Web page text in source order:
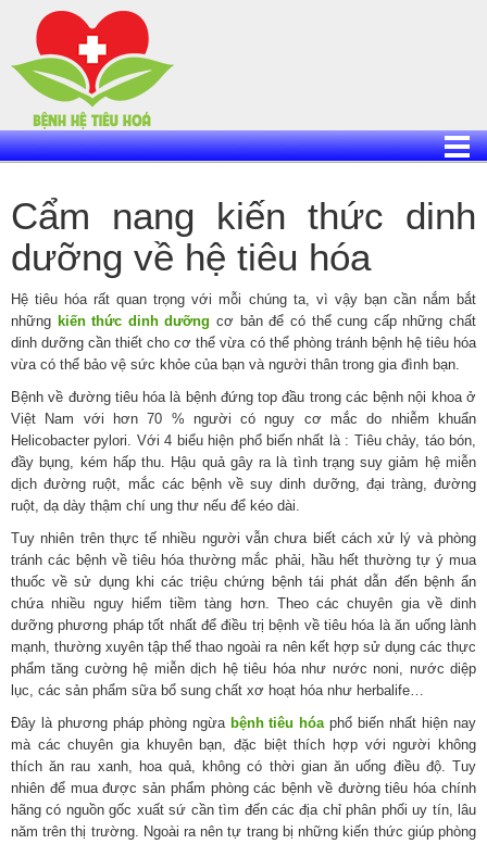
content
Cẩm nang kiến thức dinh
dưỡng về hệ tiêu hóa
Hệ tiêu hóa rất quan trọng với mỗi chúng ta, vì vậy bạn cần nắm bắt
những kiến thức dinh dưỡng cơ bản để có thể cung cấp những chất
dinh dưỡng cần thiết cho cơ thể vừa có thể phòng tránh bệnh hệ tiêu hóa
vừa có thể bảo vệ sức khỏe của bạn và người thân trong gia đình bạn.
Bệnh về đường tiêu hóa là bệnh đứng top đầu trong các bệnh nội khoa ở
Việt Nam với hơn 70 % người có nguy cơ mắc do nhiễm khuẩn
Helicobacter pylori. Với 4 biểu hiện phổ biến nhất là : Tiêu chảy, táo bón,
đầy bụng, kém hấp thu. Hậu quả gây ra là tình trạng suy giảm hệ miễn
dịch đường ruột, mắc các bệnh về suy dinh dưỡng, đại tràng, đường
ruột, dạ dày thậm chí ung thư nếu để kéo dài.
Tuy nhiên trên thực tế nhiều người vẫn chưa biết cách xử lý và phòng
tránh các bệnh về tiêu hóa thường mắc phải, hầu hết thường tự ý mua
thuốc về sử dụng khi các triệu chứng bệnh tái phát dẫn đến bệnh ẩn
chứa nhiều nguy hiểm tiềm tàng hơn. Theo các chuyên gia về dinh
dưỡng phương pháp tốt nhất để điều trị bệnh về tiêu hóa là ăn uống lành
mạnh, thường xuyên tập thể thao ngoài ra nên kết hợp sử dụng các thực
phẩm tăng cường hệ miễn dịch hệ tiêu hóa như nước noni, nước diệp
lục, các sản phẩm sữa bổ sung chất xơ hoạt hóa như herbalife…
Đây là phương pháp phòng ngừa bệnh tiêu hóaphổ biến nhất hiện nay
mà các chuyên gia khuyên bạn, đặc biệt thích hợp với người không
thích ăn rau xanh, hoa quả, không có thời gian ăn uống điều độ. Tuy
nhiên để mua được sản phẩm phòng các bệnh về đường tiêu hóa chính
hãng có nguồn gốc xuất sứ cần tìm đến các địa chỉ phân phối uy tín, lâu
năm trên thị trường. Ngoài ra nên tự trang bị những kiến thức giúp phòng